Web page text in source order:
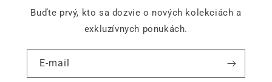
Buďte prvý, kto sa dozvie o nových kolekciách a
exkluzívnych ponukách.
E-mail